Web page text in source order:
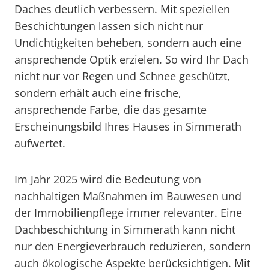
Daches deutlich verbessern. Mit speziellen
Beschichtungen lassen sich nicht nur
Undichtigkeiten beheben, sondern auch eine
ansprechende Optik erzielen. So wird Ihr Dach
nicht nur vor Regen und Schnee geschützt,
sondern erhält auch eine frische,
ansprechende Farbe, die das gesamte
Erscheinungsbild Ihres Hauses in Simmerath
aufwertet.
Im Jahr 2025 wird die Bedeutung von
nachhaltigen Maßnahmen im Bauwesen und
der Immobilienpflege immer relevanter. Eine
Dachbeschichtung in Simmerath kann nicht
nur den Energieverbrauch reduzieren, sondern
auch ökologische Aspekte berücksichtigen. Mit